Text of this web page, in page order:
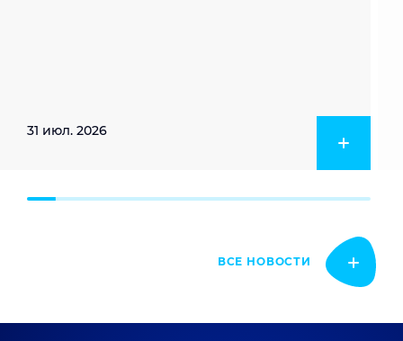
31 июл. 2026
ВСЕ НОВОСТИ